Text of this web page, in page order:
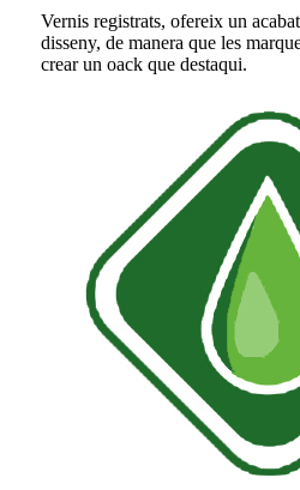
Vernis registrats, ofereix un
disseny, de manera que les
crear un oack que destaqui.